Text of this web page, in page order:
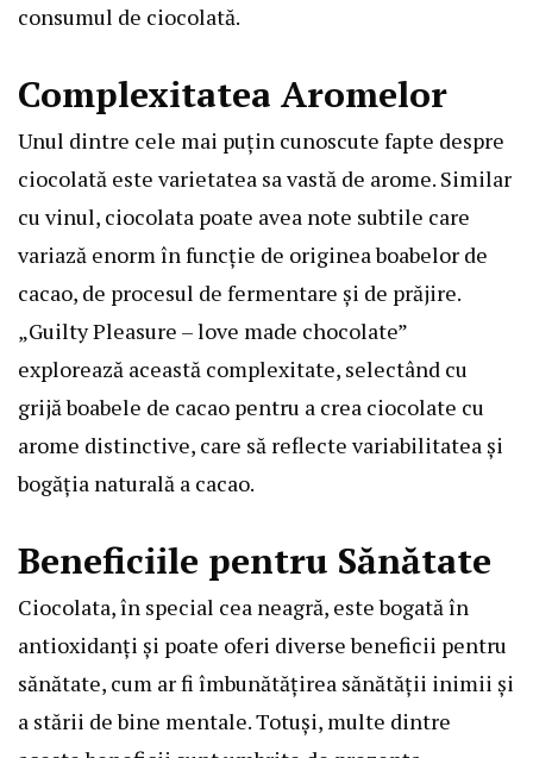
consumul de ciocolată.
Complexitatea Aromelor
Unul dintre cele mai puțin cunoscute fapte despre
ciocolată este varietatea sa vastă de arome. Similar
cu vinul, ciocolata poate avea note subtile care
variază enorm în funcție de originea boabelor de
cacao, de procesul de fermentare și de prăjire.
„Guilty Pleasure – love made chocolate”
explorează această complexitate, selectând cu
grijă boabele de cacao pentru a crea ciocolate cu
arome distinctive, care să reflecte variabilitatea și
bogăția naturală a cacao.
Beneficiile pentru Sănătate
Ciocolata, în special cea neagră, este bogată în
antioxidanți și poate oferi diverse beneficii pentru
sănătate, cum ar fi îmbunătățirea sănătății inimii și
a stării de bine mentale. Totuși, multe dintre